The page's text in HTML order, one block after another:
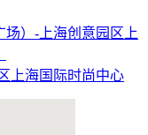
上
上海国际时尚中心